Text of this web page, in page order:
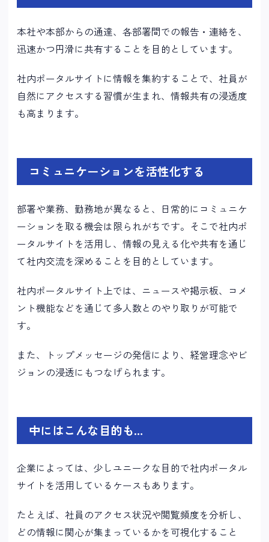
本社や本部からの通達、各部署間での報告・連絡を、
迅速かつ円滑に共有することを目的としています。
社内ポータルサイトに情報を集約することで、社員が
自然にアクセスする習慣が生まれ、情報共有の浸透度
も高まります。
コミュニケーションを活性化する
部署や業務、勤務地が異なると、日常的にコミュニケ
ーションを取る機会は限られがちです。そこで社内ポ
ータルサイトを活用し、情報の見える化や共有を通じ
て社内交流を深めることを目的としています。
社内ポータルサイト上では、ニュースや掲示板、コメ
ント機能などを通じて多人数とのやり取りが可能で
す。
また、トップメッセージの発信により、経営理念やビ
ジョンの浸透にもつなげられます。
中にはこんな目的も…
企業によっては、少しユニークな目的で社内ポータル
サイトを活用しているケースもあります。
たとえば、社員のアクセス状況や閲覧頻度を分析し、
どの情報に関心が集まっているかを可視化すること